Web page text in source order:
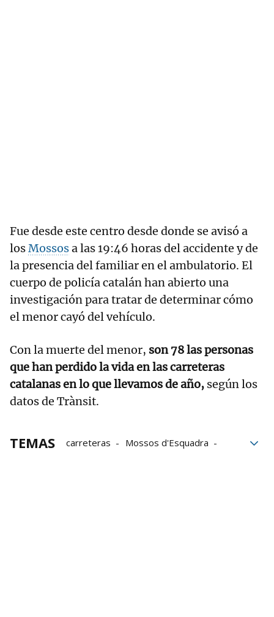
Fue desde este centro desde donde se avisó a
losMossosa las 19:46 horas del accidente y de
la presencia del familiar en el ambulatorio. El
cuerpo de policía catalán han abierto una
investigación para tratar de determinar cómo
el menor cayó del vehículo.
Con la muerte del menor, son 78 las personas
que han perdido la vida en las carreteras
catalanas en lo que llevamos de año, según los
datos de Trànsit.
TEMAS carreteras
Mossos d'Esquadra